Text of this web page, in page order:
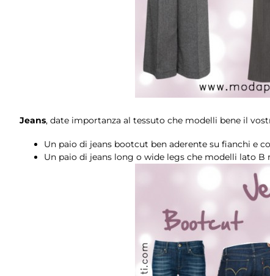
Jeans, date importanza al tessuto che modelli bene il
Un paio di jeans bootcut ben aderente su fianchi e
Un paio di jeans long o wide legs che modelli lato